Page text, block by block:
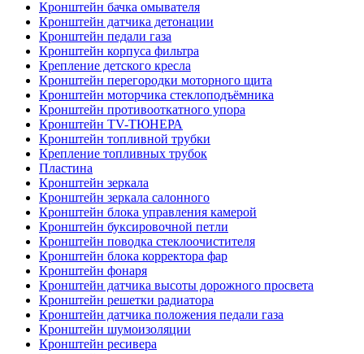
Кронштейн бачка омывателя
Кронштейн датчика детонации
Кронштейн педали газа
Кронштейн корпуса фильтра
Крепление детского кресла
Кронштейн перегородки моторного щита
Кронштейн моторчика стеклоподъёмника
Кронштейн противооткатного упора
Кронштейн TV-ТЮНЕРА
Кронштейн топливной трубки
Крепление топливных трубок
Пластина
Кронштейн зеркала
Кронштейн зеркала салонного
Кронштейн блока управления камерой
Кронштейн буксировочной петли
Кронштейн поводка стеклоочистителя
Кронштейн блока корректора фар
Кронштейн фонаря
Кронштейн датчика высоты дорожного просвета
Кронштейн решетки радиатора
Кронштейн датчика положения педали газа
Кронштейн шумоизоляции
Кронштейн ресивера